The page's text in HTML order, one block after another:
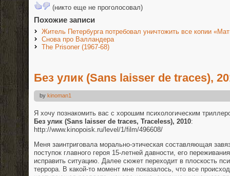
(никто еще не проголосовал)
Похожие записи
Житель Петербурга потребовал уничтожить все копии
Снова про Валландера
The Prisoner (1967-68)
Без улик (Sans laisser de traces),
by kinoman1
Я хочу познакомить вас с хорошим психологическим
Без улик (Sans laisser de traces, Traceless), 2010:
http://www.kinopoisk.ru/level/1/film/496608/
Меня заинтриговала морально-этическая составляющая
поступок главного героя 15-летней давности, его
исправить ситуацию. Далее сюжет переходит в плоскость
террора. В какой-то момент мне показалось, что все